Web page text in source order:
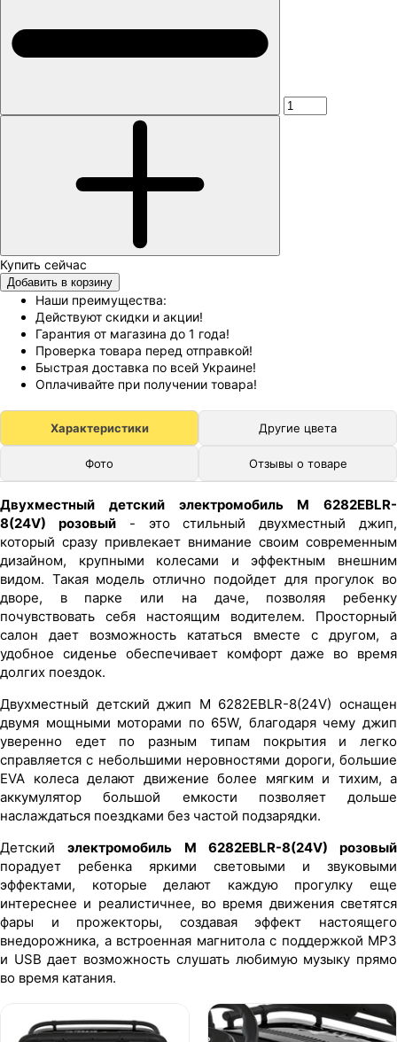
Добавить в корзину
Наши преимущества:
Действуют скидки и акции!
Гарантия от магазина до 1 года!
Проверка товара перед отправкой!
Быстрая доставка по всей Украине!
Оплачивайте при получении товара!
Характеристики Другие цвета
Фото Отзывы о товаре
Двухместный детский электромобиль M 6282EBLR-
8(24V) розовый- это стильный двухместный джип,
который сразу привлекает внимание своим современным
дизайном, крупными колесами и эффектным внешним
видом. Такая модель отлично подойдет для прогулок во
дворе, в парке или на даче, позволяя ребенку
почувствовать себя настоящим водителем. Просторный
салон дает возможность кататься вместе с другом, а
удобное сиденье обеспечивает комфорт даже во время
долгих поездок.
Двухместный детский джип M 6282EBLR-8(24V) оснащен
двумя мощными моторами по 65W, благодаря чему джип
уверенно едет по разным типам покрытия и легко
справляется с небольшими неровностями дороги, большие
EVA колеса делают движение более мягким и тихим, а
аккумулятор большой емкости позволяет дольше
наслаждаться поездками без частой подзарядки.
Детскийэлектромобиль M 6282EBLR-8(24V) розовый
порадует ребенка яркими световыми и звуковыми
эффектами, которые делают каждую прогулку еще
интереснее и реалистичнее, во время движения светятся
фары и прожекторы, создавая эффект настоящего
внедорожника, а встроенная магнитола с поддержкой MP3
и USB дает возможность слушать любимую музыку прямо
во время катания.